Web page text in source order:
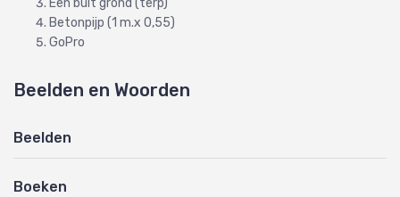
Een bult grond (terp)
Betonpijp (1 m.x 0,55)
GoPro
Beelden en Woorden
Beelden
Boeken